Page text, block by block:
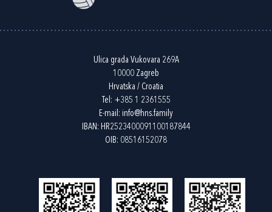
Ulica grada Vukovara 269A
10000 Zagreb
Hrvatska / Croatia
Tel: +385 1 2361555
E-mail: info@hns.family
IBAN: HR2523400091100187844
OIB: 08516152078